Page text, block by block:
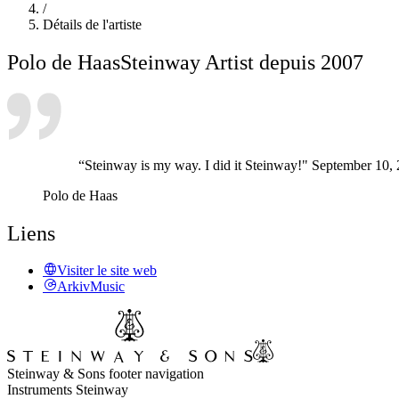
/
Détails de l'artiste
Polo de HaasSteinway Artist depuis 2007
“Steinway is my way. I did it Steinway!" September 10,
Polo de Haas
Liens
Visiter le site web
ArkivMusic
Steinway & Sons footer navigation
Instruments Steinway